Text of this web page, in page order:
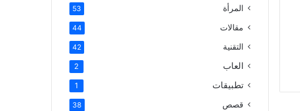
المرأة 53
مقالات 44
التقنية 42
العاب 2
تطبيقات 1
قصص 38